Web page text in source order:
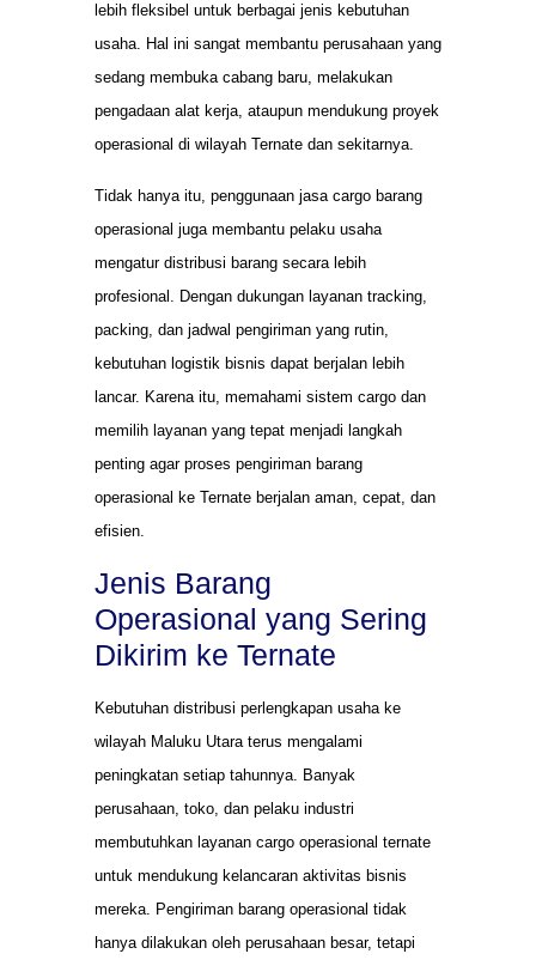
lebih fleksibel untuk berbagai jenis kebutuhan
usaha. Hal ini sangat membantu perusahaan yang
sedang membuka cabang baru, melakukan
pengadaan alat kerja, ataupun mendukung proyek
operasional di wilayah Ternate dan sekitarnya.
Tidak hanya itu, penggunaan jasa cargo barang
operasional juga membantu pelaku usaha
mengatur distribusi barang secara lebih
profesional. Dengan dukungan layanan tracking,
packing, dan jadwal pengiriman yang rutin,
kebutuhan logistik bisnis dapat berjalan lebih
lancar. Karena itu, memahami sistem cargo dan
memilih layanan yang tepat menjadi langkah
penting agar proses pengiriman barang
operasional ke Ternate berjalan aman, cepat, dan
efisien.
Jenis Barang
Operasional yang Sering
Dikirim ke Ternate
Kebutuhan distribusi perlengkapan usaha ke
wilayah Maluku Utara terus mengalami
peningkatan setiap tahunnya. Banyak
perusahaan, toko, dan pelaku industri
membutuhkan layanan cargo operasional ternate
untuk mendukung kelancaran aktivitas bisnis
mereka. Pengiriman barang operasional tidak
hanya dilakukan oleh perusahaan besar, tetapi